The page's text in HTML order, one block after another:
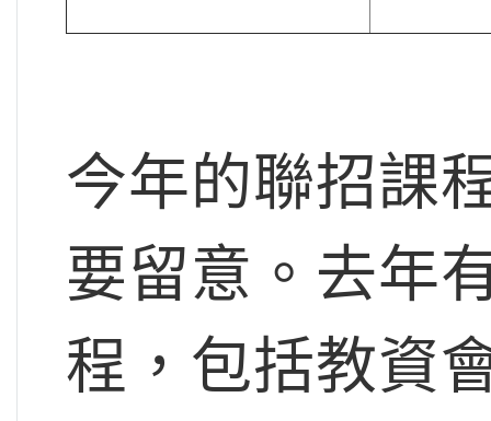
今年的聯招課
要留意。去年
程，包括教資